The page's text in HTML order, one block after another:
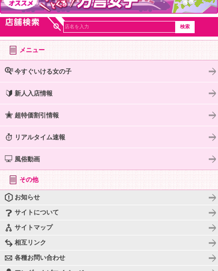
メニュー
今すぐいける女の子
新人入店情報
超特価割引情報
リアルタイム速報
風俗動画
その他
お知らせ
サイトについて
サイトマップ
相互リンク
各種お問い合わせ